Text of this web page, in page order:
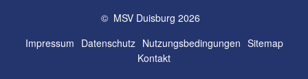
© MSV Duisburg 2026
Impressum Datenschutz Nutzungs­bedingungen Sitemap
Kontakt